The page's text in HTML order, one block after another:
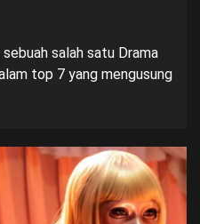
salah satu Drama
top 7 yang mengusung